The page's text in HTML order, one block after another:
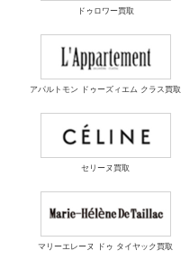
ドゥロワー買取
アパルトモン ドゥーズィエム クラス買取
セリーヌ買取
マリーエレーヌ ドゥ タイヤック買取